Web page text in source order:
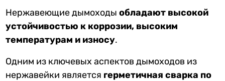
Нержавеющие дымоходыобладают высокой
устойчивостью к коррозии, высоким
температурам и износу.
Одним из ключевых аспектов дымоходов из
нержавейки является герметичная сварка по